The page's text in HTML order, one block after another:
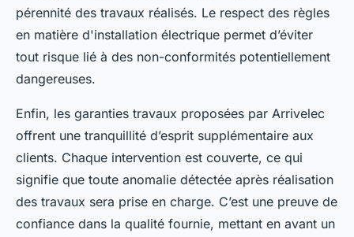
pérennité des travaux réalisés. Le respect des règles
en matière d'installation électrique permet d’éviter
tout risque lié à des non-conformités potentiellement
dangereuses.
Enfin, les garanties travaux proposées par Arrivelec
offrent une tranquillité d’esprit supplémentaire aux
clients. Chaque intervention est couverte, ce qui
signifie que toute anomalie détectée après réalisation
des travaux sera prise en charge. C’est une preuve de
confiance dans la qualité fournie, mettant en avant un